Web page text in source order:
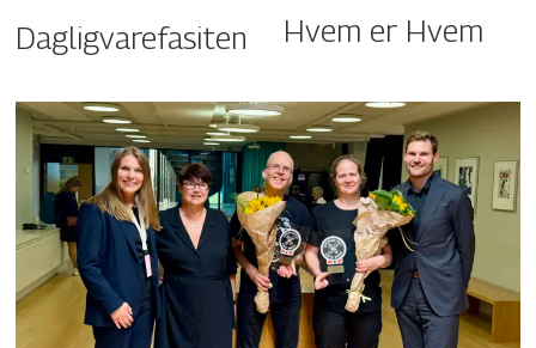
Dagligvarefasiten Hvem er Hvem